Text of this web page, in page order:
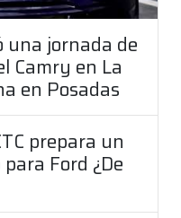
una jornada de
Camry en La
en Posadas
prepara un
Ford ¿De